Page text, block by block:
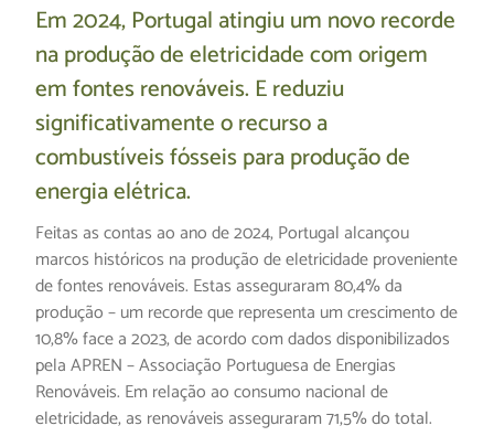
Em 2024, Portugal atingiu um novo recorde
na produção de eletricidade com origem
em fontes renováveis. E reduziu
significativamente o recurso a
combustíveis fósseis para produção de
energia elétrica.
Feitas as contas ao ano de 2024, Portugal alcançou
marcos históricos na produção de eletricidade proveniente
de fontes renováveis. Estas asseguraram 80,4% da
produção – um recorde que representa um crescimento de
10,8% face a 2023, de acordo com dados disponibilizados
pela APREN – Associação Portuguesa de Energias
Renováveis. Em relação ao consumo nacional de
eletricidade, as renováveis asseguraram 71,5% do total.